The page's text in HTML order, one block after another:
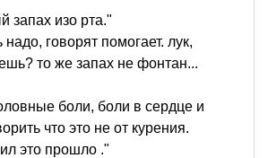
запах изо рта."
надо, говорят помогает. лук,
то же запах не фонтан...
боли, боли в сердце и
что это не от курения.
это прошло ."